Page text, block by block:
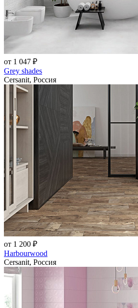
от 1 047 ₽
Grey shades
Cersanit, Россия
от 1 200 ₽
Harbourwood
Cersanit, Россия